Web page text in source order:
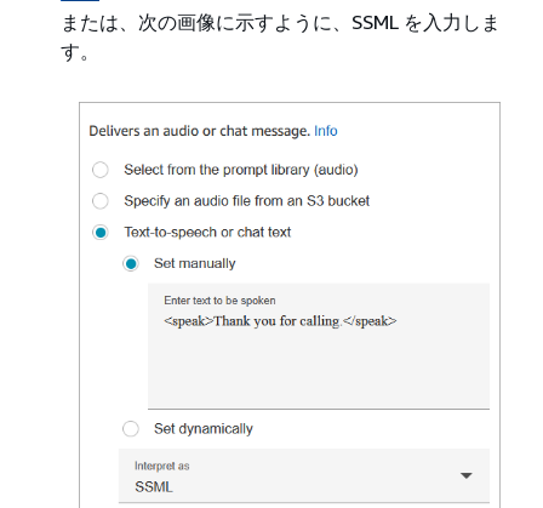
または、次の画像に示すように、SSML を入力しま
す。